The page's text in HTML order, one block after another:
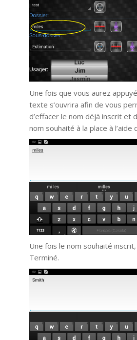
Une fois que vous aurez
texte s’ouvrira afin de vous
d’effacer le nom déjà inscrit et
nom souhaité à la place à l’aide
Une fois le nom souhaité
Terminé.